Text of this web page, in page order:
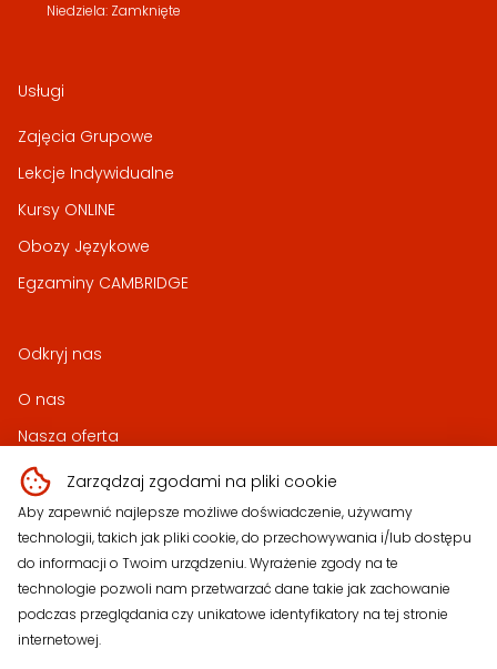
Zarządzaj zgodami na pliki cookie
Aby zapewnić najlepsze możliwe doświadczenie, używamy
technologii, takich jak pliki cookie, do przechowywania i/lub dostępu
do informacji o Twoim urządzeniu. Wyrażenie zgody na te
technologie pozwoli nam przetwarzać dane takie jak zachowanie
podczas przeglądania czy unikatowe identyfikatory na tej stronie
internetowej.
Niedziela: Zamknięte
Usługi
Zajęcia Grupowe
Lekcje Indywidualne
Kursy ONLINE
Obozy Językowe
Egzaminy CAMBRIDGE
Odkryj nas
O nas
Nasza oferta
Produkty
Ciekawostki
Kontakt